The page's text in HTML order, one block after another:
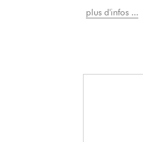
plus d'infos ...